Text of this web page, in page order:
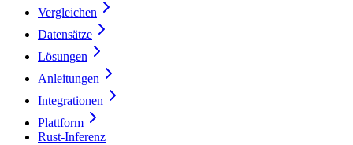
Vergleichen
Datensätze
Lösungen
Anleitungen
Integrationen
Plattform
Rust-Inferenz